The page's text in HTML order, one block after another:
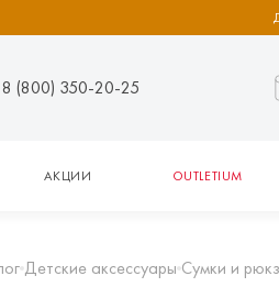
8 (800) 350-20-25
АКЦИИ OUTLETIUM
Детские аксессуары Сумки и